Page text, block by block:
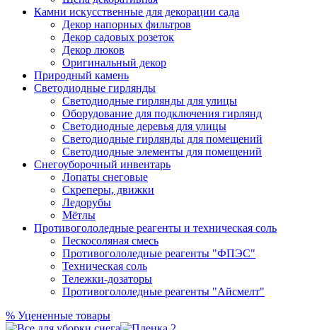
Камни искусственные для декорации сада
Декор напорных фильтров
Декор садовых розеток
Декор люков
Оригинальный декор
Природный камень
Светодиодные гирлянды
Светодиодные гирлянды для улицы
Оборудование для подключения гирлянд
Светодиодные деревья для улицы
Светодиодные гирлянды для помещений
Светодиодные элементы для помещений
Снегоуборочный инвентарь
Лопаты снеговые
Скреперы, движки
Ледорубы
Мётлы
Противогололедные реагенты и техническая соль
Пескосоляная смесь
Противогололедные реагенты "ФПЭС"
Техническая соль
Тележки-дозаторы
Противогололедные реагенты "Айсмелт"
% Уцененные товары